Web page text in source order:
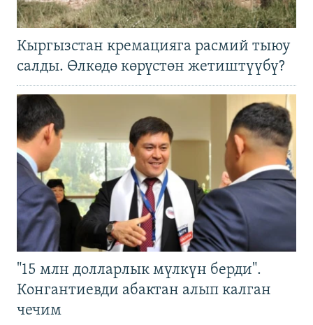
Кыргызстан кремацияга расмий тыюу
салды. Өлкөдө көрүстөн жетиштүүбү?
"15 млн долларлык мүлкүн берди".
Конгантиевди абактан алып калган
чечим